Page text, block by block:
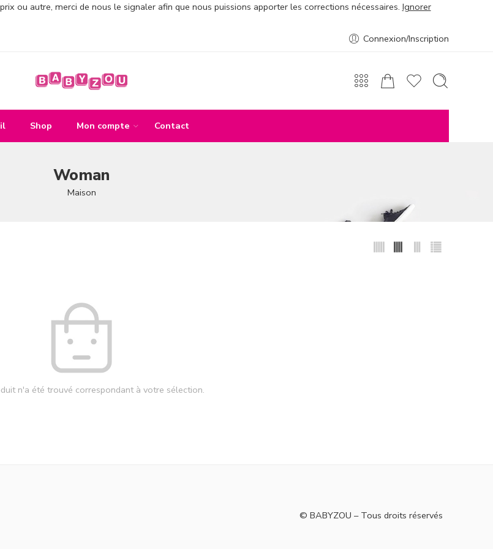
ou autre, merci de nous le signaler afin que nous puissions apporter les corrections nécessaires. Ignorer
Connexion/Inscription
Shop Mon compte Contact
Woman
Maison
n'a été trouvé correspondant à votre sélection.
© BABYZOU – Tous droits réservés